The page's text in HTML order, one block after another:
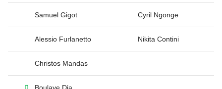
Samuel Gigot Cyril Ngonge
Alessio Furlanetto Nikita Contini
Christos Mandas